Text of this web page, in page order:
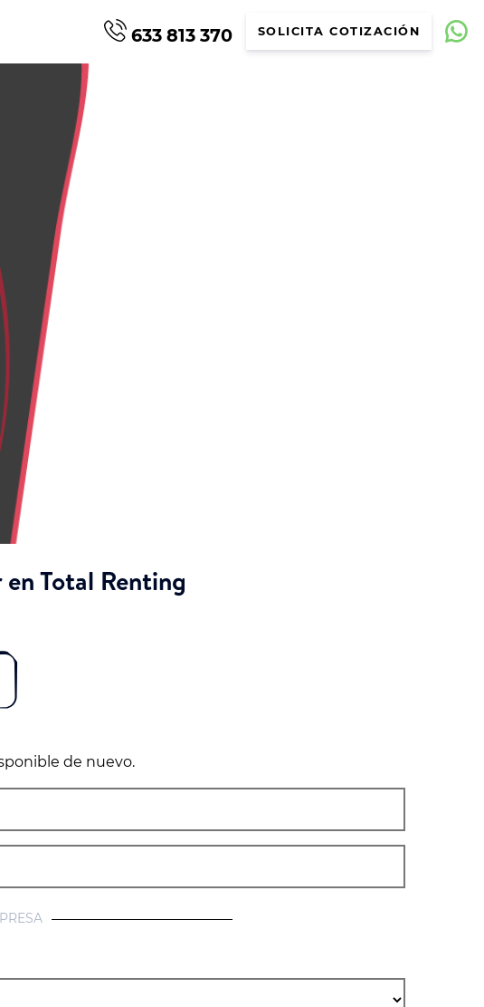
633 813 370 SOLICITA COTIZACIÓN
Total Renting
de nuevo.